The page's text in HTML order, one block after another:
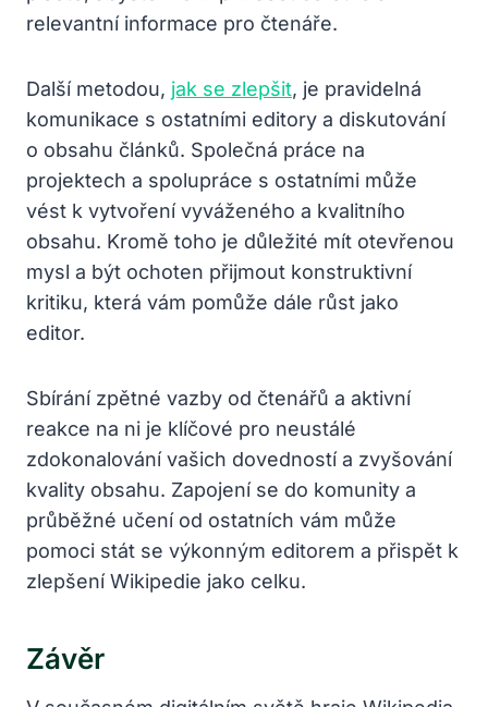
relevantní informace pro čtenáře.
Další metodou, jak se zlepšit, je pravidelná
komunikace s ostatními editory a diskutování
o obsahu článků. Společná práce na
projektech a spolupráce s ostatními může
vést k vytvoření vyváženého a kvalitního
obsahu. Kromě toho je důležité mít otevřenou
mysl a být ochoten přijmout konstruktivní
kritiku, která vám pomůže dále růst jako
editor.
Sbírání zpětné vazby od čtenářů a aktivní
reakce na ni je klíčové pro neustálé
zdokonalování vašich dovedností a zvyšování
kvality obsahu. Zapojení se do komunity a
průběžné učení od ostatních vám může
pomoci stát se výkonným editorem a přispět k
zlepšení Wikipedie jako celku.
Závěr